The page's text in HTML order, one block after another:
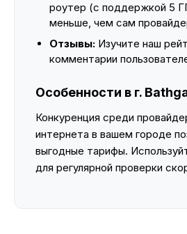
роутер (с поддержкой 5
меньше, чем сам
Отзывы: Изучите наш
комментарии
Особенности в г.
Конкуренция среди
интернета в вашем городе
выгодные тарифы.
для регулярной проверки